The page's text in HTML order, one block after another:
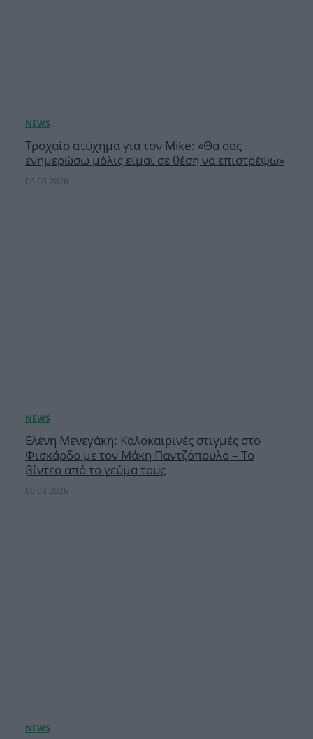
Τροχαίο ατύχημα για τον Mike: «Θα σας
ενημερώσω μόλις είμαι σε θέση να επιστρέψω»
06.08.2026
Ελένη Μενεγάκη: Καλοκαιρινές στιγμές στο
Φισκάρδο με τον Μάκη Παντζόπουλο – Το
βίντεο από το γεύμα τους
06.08.2026